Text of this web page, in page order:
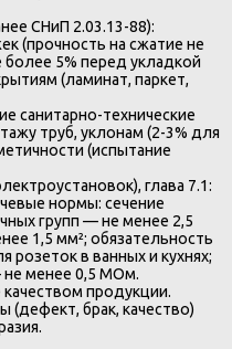
СНиП 2.03.13-88):
(прочность на сжатие не
5% перед укладкой
(ламинат, паркет,
санитарно-технические
труб, уклонам (2-3% для
(испытание
глава 7.1:
нормы: сечение
групп — не менее 2,5
1,5 мм²; обязательность
розеток в ванных и кухнях;
менее 0,5 МОм.
продукции.
(дефект, брак, качество)